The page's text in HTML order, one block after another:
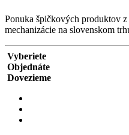
Ponuka špičkových produktov
mechanizácie na slovenskom
Vyberiete
Objednáte
Dovezieme